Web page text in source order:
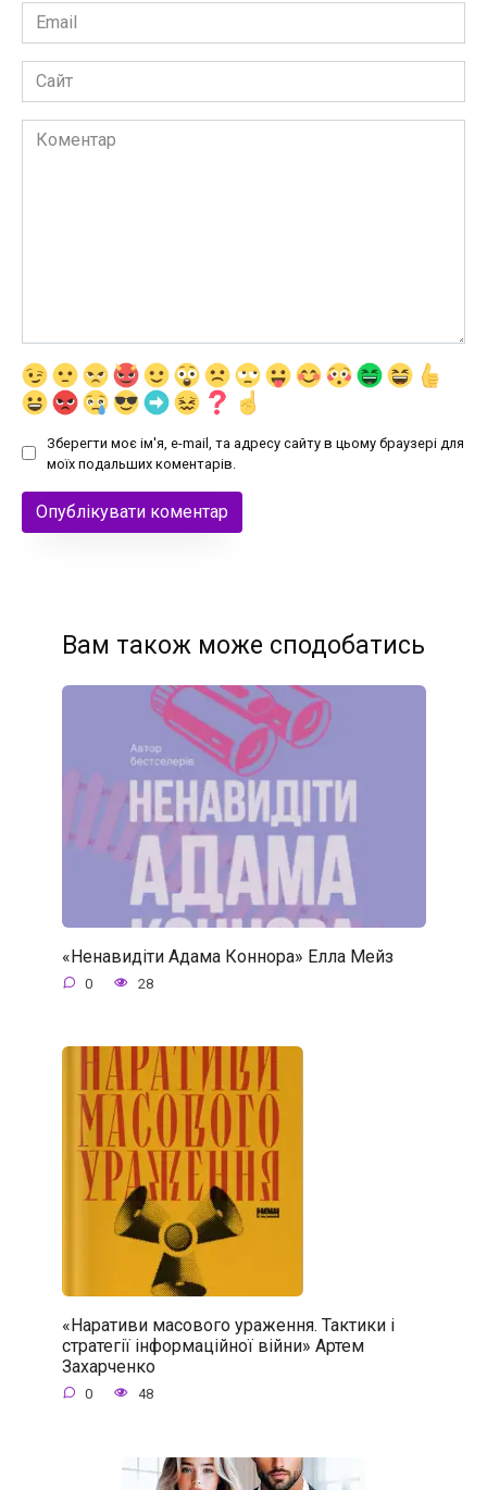
Email
*
Сайт
Коментар
Зберегти моє ім'я, e-mail, та адресу сайту в цьому браузері для
моїх подальших коментарів.
Вам також може сподобатись
«Ненавидіти Адама Коннора» Елла Мейз
0 28
«Наративи масового ураження. Тактики і
стратегії інформаційної війни» Артем
Захарченко
0 48